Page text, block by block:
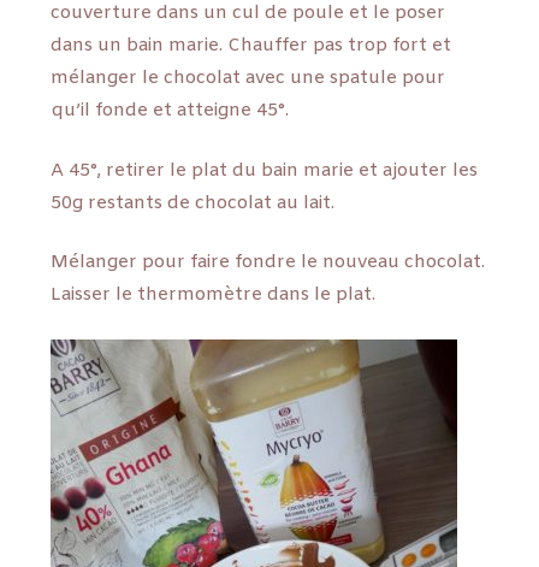
couverture dans un cul de poule et le poser
dans un bain marie. Chauffer pas trop fort et
mélanger le chocolat avec une spatule pour
qu’il fonde et atteigne 45°.
A 45°, retirer le plat du bain marie et ajouter les
50g restants de chocolat au lait.
Mélanger pour faire fondre le nouveau chocolat.
Laisser le thermomètre dans le plat.